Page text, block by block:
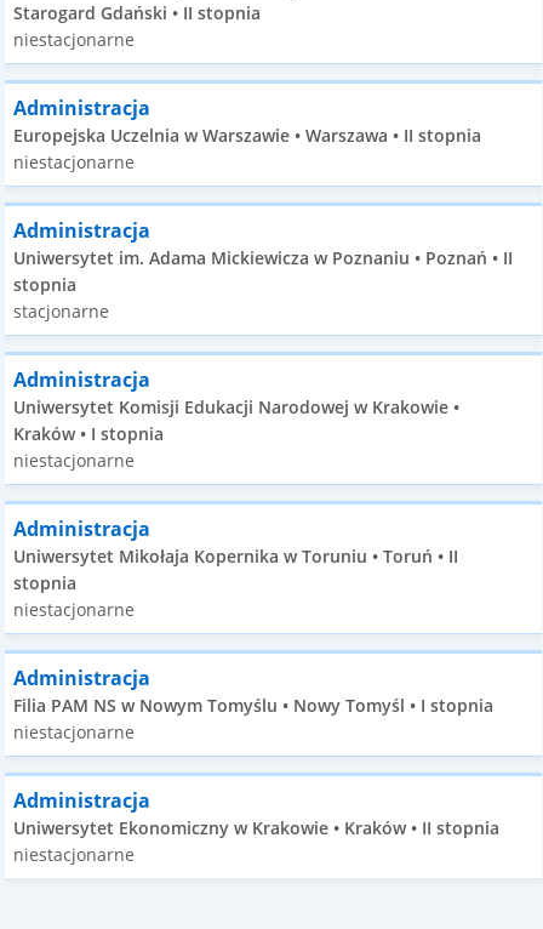
Starogard Gdański • II stopnia
niestacjonarne
Administracja
Europejska Uczelnia w Warszawie • Warszawa • II stopnia
niestacjonarne
Administracja
Uniwersytet im. Adama Mickiewicza w Poznaniu • Poznań • II
stopnia
stacjonarne
Administracja
Uniwersytet Komisji Edukacji Narodowej w Krakowie •
Kraków • I stopnia
niestacjonarne
Administracja
Uniwersytet Mikołaja Kopernika w Toruniu • Toruń • II
stopnia
niestacjonarne
Administracja
Filia PAM NS w Nowym Tomyślu • Nowy Tomyśl • I stopnia
niestacjonarne
Administracja
Uniwersytet Ekonomiczny w Krakowie • Kraków • II stopnia
niestacjonarne